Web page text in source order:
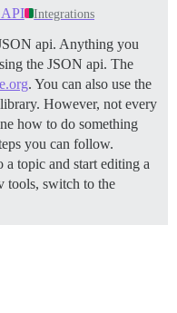
API Integrations
api. Anything you
the JSON api. The
. You can also use the
However, not every
how to do something
you can follow.
topic and start editing a
tools, switch to the